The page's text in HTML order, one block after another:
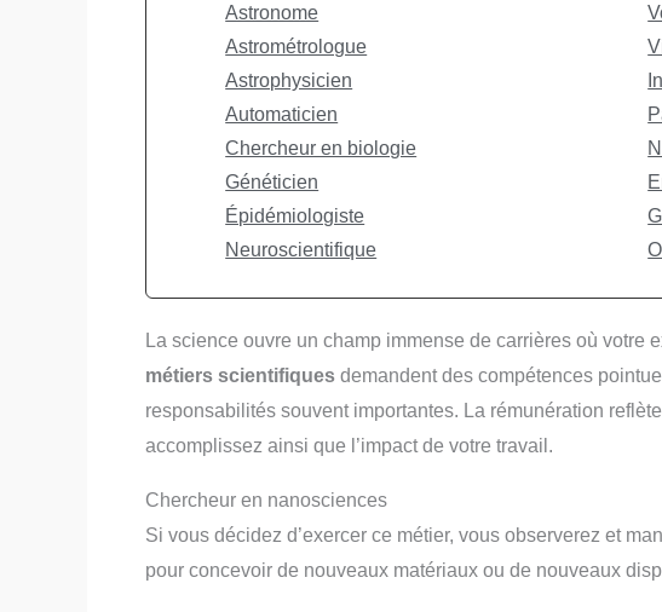
Astronome
Astrométrologue
Astrophysicien
Automaticien
Chercheur en biologie
Généticien
Épidémiologiste
Neuroscientifique
La science ouvre un champ immense de carrières où votre
métiers scientifiques demandent des compétences
responsabilités souvent importantes. La rémunération
accomplissez ainsi que l’impact de votre travail.
Chercheur en nanosciences
Si vous décidez d’exercer ce métier, vous observerez et
pour concevoir de nouveaux matériaux ou de nouveaux